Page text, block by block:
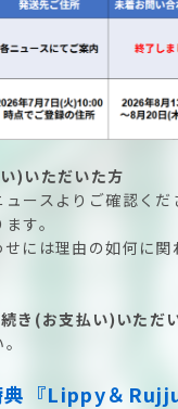
)いただいた方
ースよりご確認くだ
す。
には理由の如何に
き(お支払い)いただ
『Lippy＆Rujju